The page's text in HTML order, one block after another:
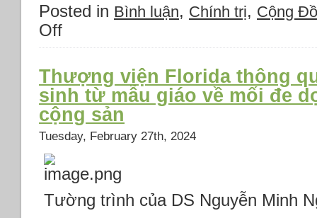
Tổng
Posted in Bình luận, Chính trị, Cộng
Offon
ngày
Thứ
sáu
01
tháng
3
2024:
*Putin
dọa
chiến
Thượng viện Florida thông
sinh từ mẫu giáo về mối đe
cộng sản
Tuesday, February 27th, 2024
Tường trình của DS Nguyễn Minh